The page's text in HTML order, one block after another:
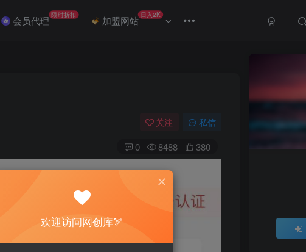
会员代理 限时折扣 加盟网站 日入2K
关注 私信
0 8488 380
欢迎访问网创库🏹